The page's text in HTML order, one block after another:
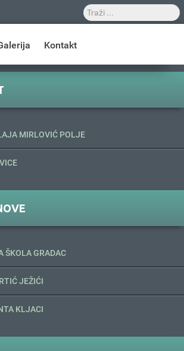
Kontakt
MIRLOVIĆ POLJE
ŠKOLA GRADAC
JEŽIĆI
KLJACI